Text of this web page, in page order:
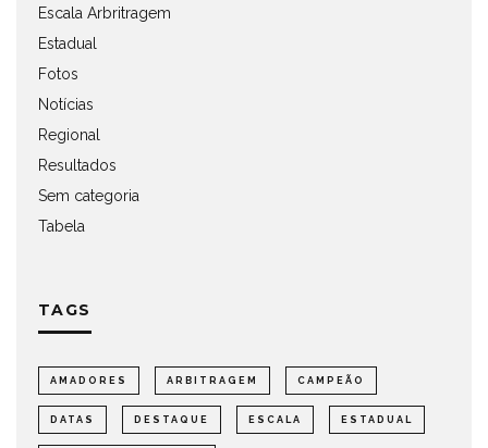
Escala Arbritragem
Estadual
Fotos
Notícias
Regional
Resultados
Sem categoria
Tabela
TAGS
AMADORES ARBITRAGEM CAMPEÃO
DATAS DESTAQUE ESCALA ESTADUAL